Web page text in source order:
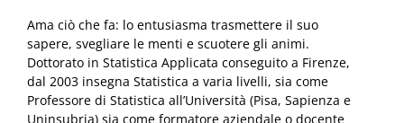
Ama ciò che fa: lo entusiasma trasmettere il suo
sapere, svegliare le menti e scuotere gli animi.
Dottorato in Statistica Applicata conseguito a Firenze,
dal 2003 insegna Statistica a varia livelli, sia come
Professore di Statistica all’Università (Pisa, Sapienza e
Uninsubria) sia come formatore aziendale o docente